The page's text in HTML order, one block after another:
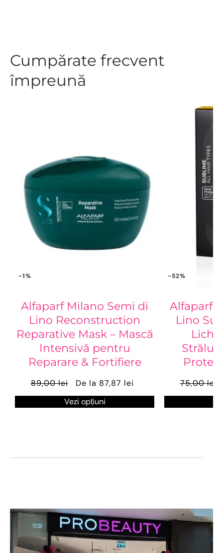
Cumpărate frecvent
împreună
-1%
Alfaparf Milano Semi di
Lino Reconstruction
Reparative Mask – Mască
Intensivă pentru
Reparare & Fortifiere
89,00 lei
De la 87,87 lei
Vezi opțiuni
-52%
Alfaparf
Lino
75,00 lei